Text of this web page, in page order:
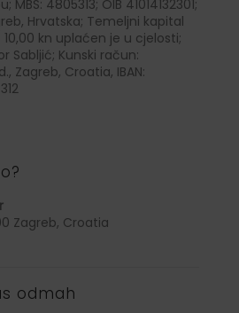
4805313; OIB 41014132301;
Hrvatska; Temeljni kapital
kn uplaćen je u cjelosti;
Sabljić; Kunski račun:
Zagreb, Croatia, IBAN:
Zagreb, Croatia
odmah